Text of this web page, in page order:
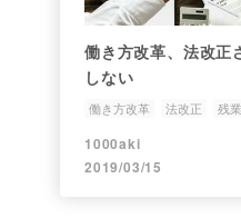
働き方改革、法改正
しない
働き方改革 法改正 残業
1000aki
2019/03/15